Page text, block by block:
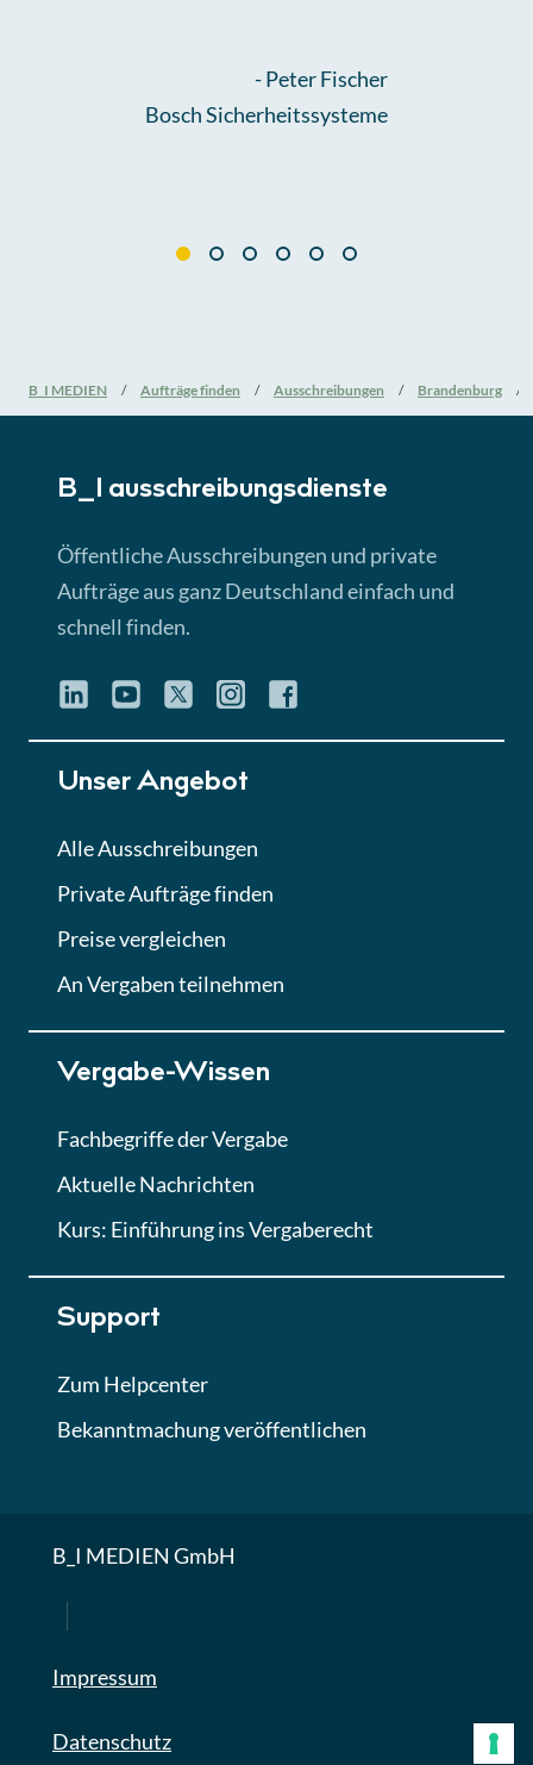
-Peter Fischer
Bosch Sicherheitssysteme
B_I MEDIEN Aufträge finden Ausschreibungen Brandenburg
B_I ausschreibungs­dienste
Öffentliche Ausschreibungen und private
Aufträge aus ganz Deutschland einfach und
schnell finden.
Unser Angebot
Alle Ausschreibungen
Private Aufträge finden
Preise vergleichen
An Vergaben teilnehmen
Vergabe-Wissen
Fachbegriffe der Vergabe
Aktuelle Nachrichten
Kurs: Einführung ins Vergaberecht
Support
Zum Helpcenter
Bekanntmachung veröffentlichen
B_I MEDIEN GmbH
Impressum
Datenschutz